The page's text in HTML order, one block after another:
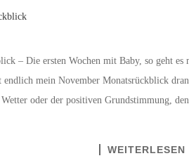
– Die ersten Wochen mit Baby, so geht
mein November Monatsrückblick
oder der positiven Grundstimmung,
WEITERLESEN